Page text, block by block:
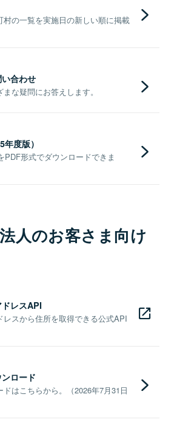
の一覧を実施日の新しい順に掲載
合わせ
な疑問にお答えします。
度版）
PDF形式でダウンロードできま
人のお客さま向け
レスAPI
スから住所を取得できる公式API
ロード
はこちらから。（2026年7月31日